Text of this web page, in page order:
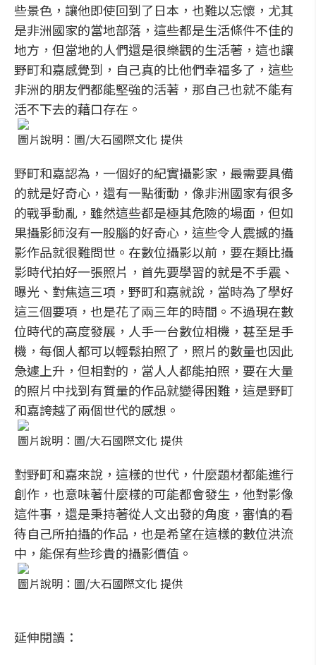
些景色，讓他即使回到了日本，也難以忘懷，尤其
是非洲國家的當地部落，這些都是生活條件不佳的
地方，但當地的人們還是很樂觀的生活著，這也讓
野町和嘉感覺到，自己真的比他們幸福多了，這些
非洲的朋友們都能堅強的活著，那自己也就不能有
活不下去的藉口存在。
圖片說明：圖/大石國際文化 提供
野町和嘉認為，一個好的紀實攝影家，最需要具備
的就是好奇心，還有一點衝動，像非洲國家有很多
的戰爭動亂，雖然這些都是極其危險的場面，但如
果攝影師沒有一股腦的好奇心，這些令人震撼的攝
影作品就很難問世。在數位攝影以前，要在類比攝
影時代拍好一張照片，首先要學習的就是不手震、
曝光、對焦這三項，野町和嘉就說，當時為了學好
這三個要項，也是花了兩三年的時間。不過現在數
位時代的高度發展，人手一台數位相機，甚至是手
機，每個人都可以輕鬆拍照了，照片的數量也因此
急遽上升，但相對的，當人人都能拍照，要在大量
的照片中找到有質量的作品就變得困難，這是野町
和嘉誇越了兩個世代的感想。
圖片說明：圖/大石國際文化 提供
對野町和嘉來說，這樣的世代，什麼題材都能進行
創作，也意味著什麼樣的可能都會發生，他對影像
這件事，還是秉持著從人文出發的角度，審慎的看
待自己所拍攝的作品，也是希望在這樣的數位洪流
中，能保有些珍貴的攝影價值。
圖片說明：圖/大石國際文化 提供
延伸閱讀：